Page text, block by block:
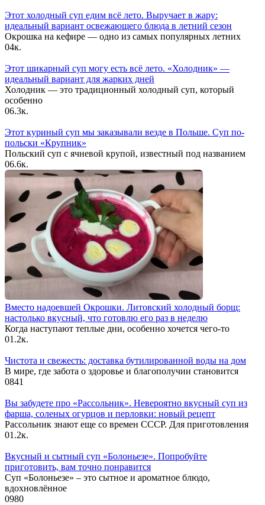
Этот холодный суп едим всё лето. Выручает в жару:
идеальный вариант освежающего блюда в летний сезон
Окрошка на кефире — одно из самых популярных летних
04к.
Этот шикарный суп могу есть всё лето. «Холодник» —
идеальный вариант для жарких дней
Холодник — это традиционный холодный суп, который
особенно
06.3к.
Этот куриный суп мы заказывали везде в Польше. Суп по-
польски «Крупник»
Польский суп с ячневой крупой, известный под названием
06.6к.
Вместо надоевшей Окрошки. Литовский холодный борщ:
настолько вкусный, что готовлю его раз в неделю
Когда наступают теплые дни, особенно хочется чего-то
01.2к.
Чистота и свежесть: доставка бутилированной воды на дом
В мире, где забота о здоровье и благополучии становится
0841
Вы забудете про «Рассольник». Невероятно вкусный суп из
фарша, соленых огурцов и перловки: новый рецепт
Рассольник знают еще со времен СССР. Для приготовления
01.2к.
Вкусный и сытный cуп «Болоньезе». Попробуйте
приготовить, вам точно понравится
Суп «Болоньезе» – это сытное и ароматное блюдо,
вдохновлённое
0980